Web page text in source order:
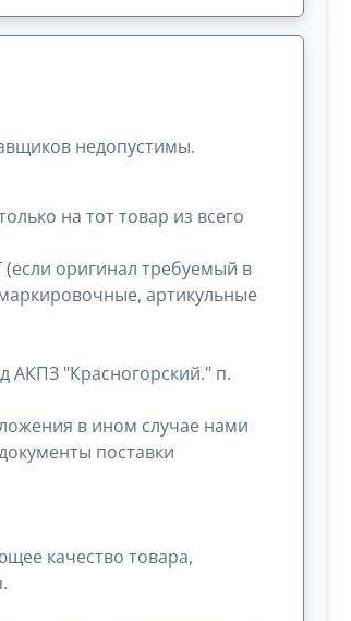
недопустимы.
на тот товар из всего
оригинал требуемый в
артикульные
АКПЗ "Красногорский." п.
в ином случае нами
поставки
качество товара,